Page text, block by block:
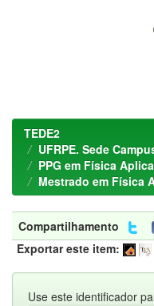
TEDE2
UFRPE. Sede
PPG em Física
Mestrado em Física
Compartilhamento
Exportar este item:
Use este identificador